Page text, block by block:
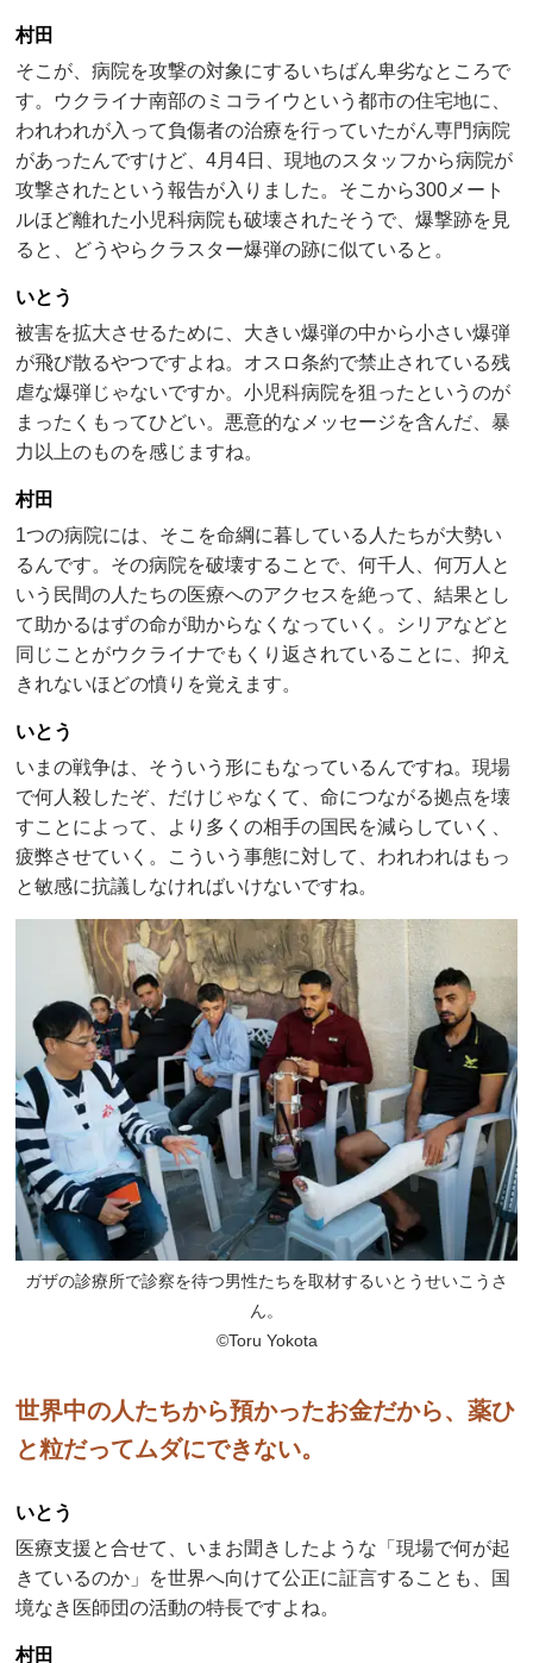
村田
そこが、病院を攻撃の対象にするいちばん卑劣なところで
す。ウクライナ南部のミコライウという都市の住宅地に、
われわれが入って負傷者の治療を行っていたがん専門病院
があったんですけど、4月4日、現地のスタッフから病院が
攻撃されたという報告が入りました。そこから300メート
ルほど離れた小児科病院も破壊されたそうで、爆撃跡を見
ると、どうやらクラスター爆弾の跡に似ていると。
いとう
被害を拡大させるために、大きい爆弾の中から小さい爆弾
が飛び散るやつですよね。オスロ条約で禁止されている残
虐な爆弾じゃないですか。小児科病院を狙ったというのが
まったくもってひどい。悪意的なメッセージを含んだ、暴
力以上のものを感じますね。
村田
1つの病院には、そこを命綱に暮している人たちが大勢い
るんです。その病院を破壊することで、何千人、何万人と
いう民間の人たちの医療へのアクセスを絶って、結果とし
て助かるはずの命が助からなくなっていく。シリアなどと
同じことがウクライナでもくり返されていることに、抑え
きれないほどの憤りを覚えます。
いとう
いまの戦争は、そういう形にもなっているんですね。現場
で何人殺したぞ、だけじゃなくて、命につながる拠点を壊
すことによって、より多くの相手の国民を減らしていく、
疲弊させていく。こういう事態に対して、われわれはもっ
と敏感に抗議しなければいけないですね。
ガザの診療所で診察を待つ男性たちを取材するいとうせいこうさ
ん。
©Toru Yokota
世界中の人たちから預かったお金だから、薬ひ
と粒だってムダにできない。
いとう
医療支援と合せて、いまお聞きしたような「現場で何が起
きているのか」を世界へ向けて公正に証言することも、国
境なき医師団の活動の特長ですよね。
村田